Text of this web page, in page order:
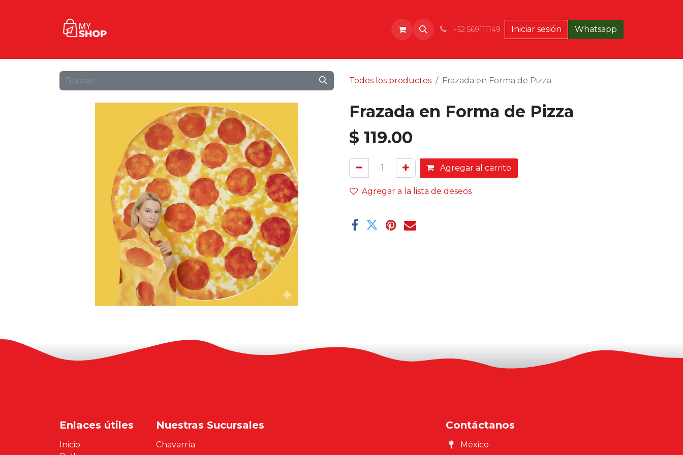
+52 569111149 Iniciar sesión Whatsapp
Todos los productos Frazada en Forma de Pizza
Frazada en Forma de Pizza
$ 119.00
Agregar al carrito
Agregar a la lista de deseos
Enlaces útiles
Inicio
Nuestras Sucursales
Chavarría
Contáctanos
México